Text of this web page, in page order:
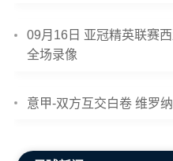
09月16日 亚冠精英联赛
全场录像
意甲-双方互交白卷 维罗